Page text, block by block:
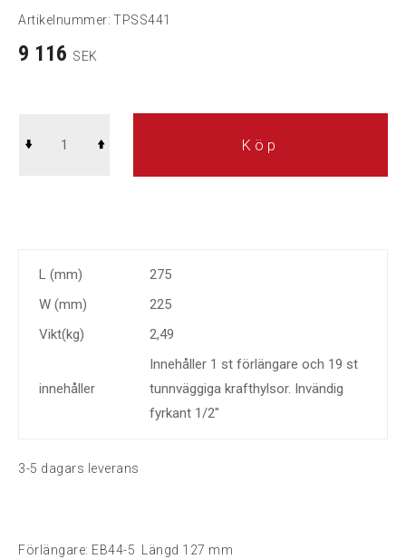
Artikelnummer: TPSS441
9 116 SEK
Köp
L (mm)
275
W (mm)
225
Vikt(kg)
2,49
innehåller
Innehåller 1 st förlängare och 19 st
tunnväggiga krafthylsor. Invändig
fyrkant 1/2"
3-5 dagars leverans
Förlängare: EB44-5 Längd 127 mm